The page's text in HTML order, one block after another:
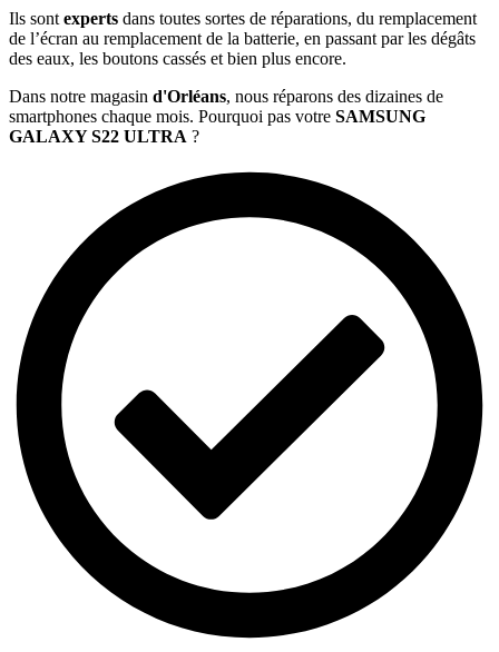
Ils sont experts dans toutes sortes de réparations, du remplacement
de l’écran au remplacement de la batterie, en passant par les dégâts
des eaux, les boutons cassés et bien plus encore.
Dans notre magasin d'Orléans, nous réparons des dizaines de
smartphones chaque mois. Pourquoi pas votre SAMSUNG
GALAXY S22 ULTRA ?